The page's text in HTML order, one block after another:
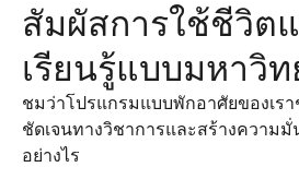
สัมผัสการใช้ชีวิต
เรียนรู้แบบมหาวิ
ชมว่าโปรแกรมแบบพักอาศัยของเร
ชัดเจนทางวิชาการและสร้างความมั่
อย่างไร